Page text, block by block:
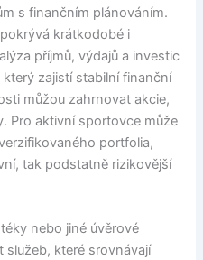
s finančním plánováním.
krátkodobé i
příjmů, výdajů a investic
zajistí stabilní finanční
můžou zahrnovat akcie,
Pro aktivní sportovce může
portfolia,
tak podstatně rizikovější
nebo jiné úvěrové
které srovnávají